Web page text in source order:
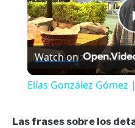
Watch on
Elías González
Las frases sobre los